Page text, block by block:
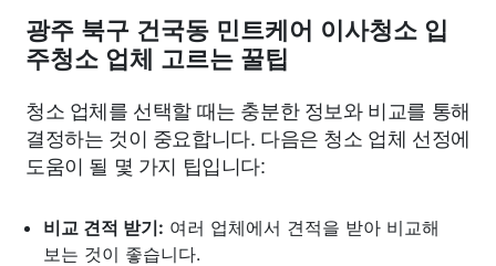
광주 북구 건국동 민트케어 이사청소 입
주청소 업체 고르는 꿀팁
청소 업체를 선택할 때는 충분한 정보와 비교를 통해
결정하는 것이 중요합니다. 다음은 청소 업체 선정에
도움이 될 몇 가지 팁입니다:
비교 견적 받기: 여러 업체에서 견적을 받아 비교해
보는 것이 좋습니다.